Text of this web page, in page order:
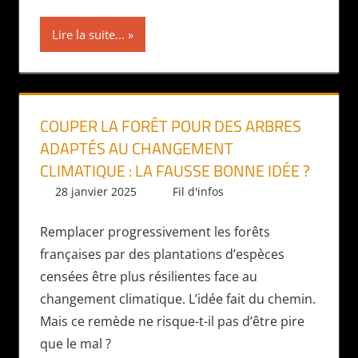
Lire la suite...
COUPER LA FORÊT POUR DES ARBRES
ADAPTÉS AU CHANGEMENT
CLIMATIQUE : LA FAUSSE BONNE IDÉE ?
28 janvier 2025 Daniel
Fil d'infos
Remplacer progressivement les forêts
françaises par des plantations d’espèces
censées être plus résilientes face au
changement climatique. L’idée fait du chemin.
Mais ce remède ne risque-t-il pas d’être pire
que le mal ?